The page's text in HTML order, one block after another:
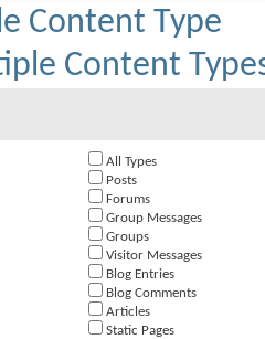
Content Type
Content
All Types
Posts
Forums
Group Messages
Groups
Visitor Messages
Blog Entries
Blog Comments
Articles
Static Pages